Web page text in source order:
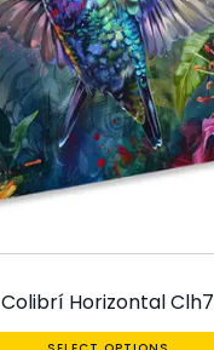
Colibrí Horizontal Clh7